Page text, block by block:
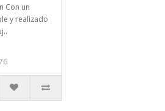
Con un
y realizado